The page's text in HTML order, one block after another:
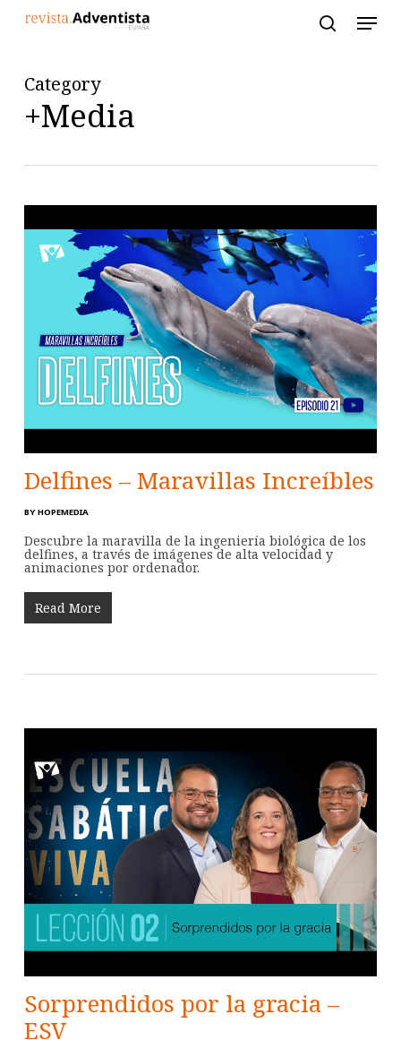
contentCategory
+Media
Delfines – Maravillas Increíbles
BY HOPEMEDIA
Descubre la maravilla de la ingeniería biológica de los
delfines, a través de imágenes de alta velocidad y
animaciones por ordenador.
Read More
Sorprendidos por la gracia –
ESV